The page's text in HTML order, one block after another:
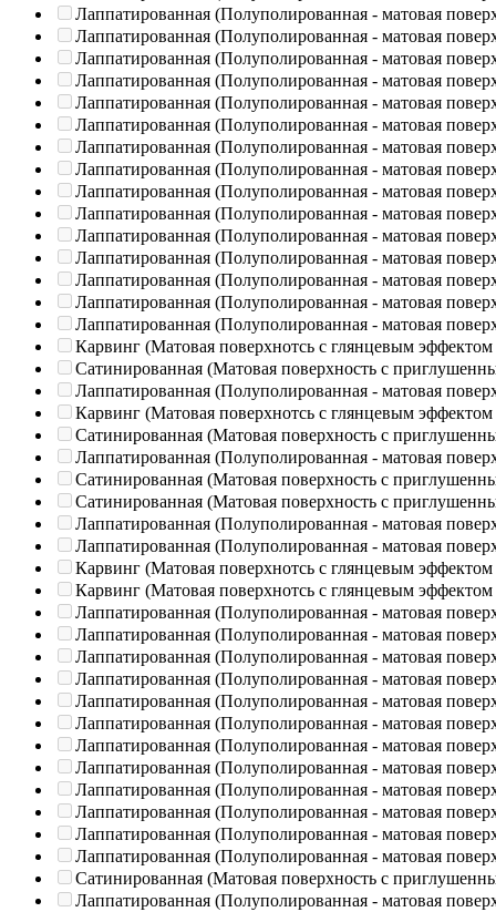
Лаппатированная (Полуполированная - матовая
Лаппатированная (Полуполированная - матовая
Лаппатированная (Полуполированная - матовая
Лаппатированная (Полуполированная - матовая
Лаппатированная (Полуполированная - матовая
Лаппатированная (Полуполированная - матовая
Лаппатированная (Полуполированная - матовая
Лаппатированная (Полуполированная - матовая
Лаппатированная (Полуполированная - матовая
Лаппатированная (Полуполированная - матовая
Лаппатированная (Полуполированная - матовая
Лаппатированная (Полуполированная - матовая
Лаппатированная (Полуполированная - матовая
Лаппатированная (Полуполированная - матовая
Лаппатированная (Полуполированная - матовая
Карвинг (Матовая поверхнотсь с глянцевым эффектом
Сатинированная (Матовая поверхность с
Лаппатированная (Полуполированная - матовая
Карвинг (Матовая поверхнотсь с глянцевым эффектом
Сатинированная (Матовая поверхность с
Лаппатированная (Полуполированная - матовая
Сатинированная (Матовая поверхность с
Сатинированная (Матовая поверхность с
Лаппатированная (Полуполированная - матовая
Лаппатированная (Полуполированная - матовая
Карвинг (Матовая поверхнотсь с глянцевым эффектом
Карвинг (Матовая поверхнотсь с глянцевым эффектом
Лаппатированная (Полуполированная - матовая
Лаппатированная (Полуполированная - матовая
Лаппатированная (Полуполированная - матовая
Лаппатированная (Полуполированная - матовая
Лаппатированная (Полуполированная - матовая
Лаппатированная (Полуполированная - матовая
Лаппатированная (Полуполированная - матовая
Лаппатированная (Полуполированная - матовая
Лаппатированная (Полуполированная - матовая
Лаппатированная (Полуполированная - матовая
Лаппатированная (Полуполированная - матовая
Лаппатированная (Полуполированная - матовая
Сатинированная (Матовая поверхность с
Лаппатированная (Полуполированная - матовая